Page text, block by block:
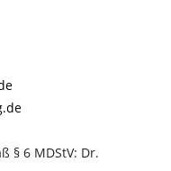
§ 6 MDStV: Dr.